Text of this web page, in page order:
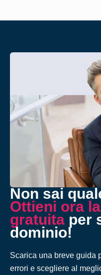
Non sai
Ottieni ora
gratuita per
dominio!
Scarica una breve guida
errori e scegliere al